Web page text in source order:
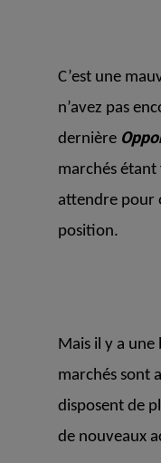
C’est une
n’avez pas
dernière
marchés étant
attendre pour
position.
Mais il y a une
marchés sont
disposent de
de nouveaux